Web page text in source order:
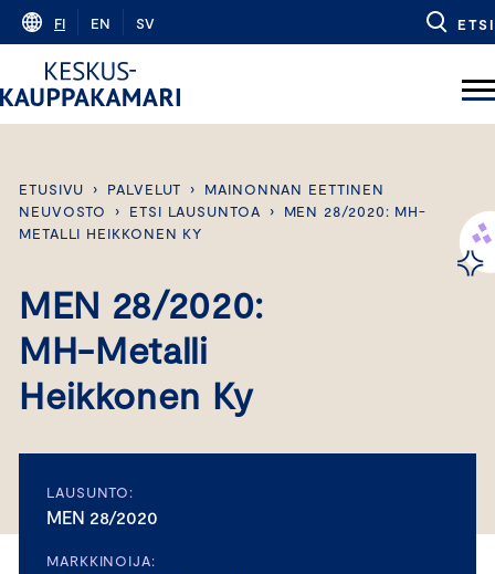
Skip
content
FI EN SV ETSI
ETUSIVU › PALVELUT ›
MAINONNAN EETTINEN
NEUVOSTO
› ETSI LAUSUNTOA ›
MEN 28/2020: MH-
METALLI HEIKKONEN KY
MEN 28/2020:
MH-Metalli
Heikkonen Ky
LAUSUNTO:
MEN 28/2020
MARKKINOIJA: